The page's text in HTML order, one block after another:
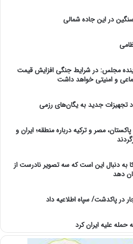
در این جاده شمالی
مجلس: در شرایط جنگی افزایش قیمت
و امنیتی خواهد داشت
تجهیزات جدید به یگان‌های رزمی
مصر و ترکیه درباره منطقه؛ ایران و
به دنبال این است که سه تصویر نادرست از
دهد
در پاکدشت/ سپاه اطلاعیه داد
حمله علیه ایران کرد